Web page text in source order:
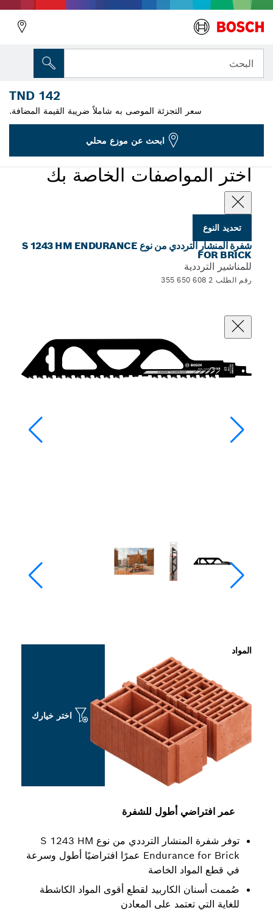
البحث
اختر المواصفات الخاصة بك
تحديد النوع
شفرة المنشار الترددي من نوع S 1243 HM ENDURANCE
FOR BRICK
للمناشير الترددية
رقم الطلب 2 608 650 355
عمر افتراضي أطول للشفرة
توفر شفرة المنشار الترددي من نوع S 1243 HM
Endurance for Brick عمرًا افتراضيًا أطول وسرعة
في قطع المواد الخاصة
صُممت أسنان الكاربيد لقطع أقوى المواد الكاشطة
للغاية التي تعتمد على المعادن
المواد
اختر خيارك
المتغير الذي اخترته
شفرة المنشار الترددي S 1243 HM4
2 608 650 355
142 TND
سعر التجزئة الموصى به شاملاً ضريبة القيمة المضافة.
ابحث عن موزع محلي